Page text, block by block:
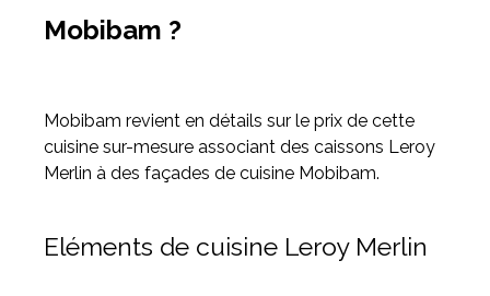
Mobibam ?
Mobibam revient en détails sur le prix de cette
cuisine sur-mesure associant des caissons Leroy
Merlin à des façades de cuisine Mobibam.
Eléments de cuisine Leroy Merlin